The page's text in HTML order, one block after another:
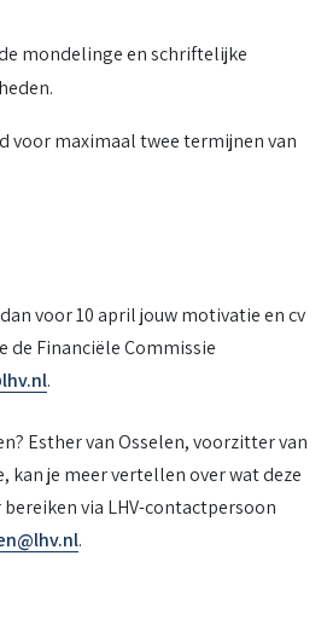
mondelinge en schriftelijke
voor maximaal twee termijnen van
voor 10 april jouw motivatie en cv
de Financiële Commissie
.
Esther van Osselen, voorzitter van
kan je meer vertellen over wat deze
via LHV-contactpersoon
.